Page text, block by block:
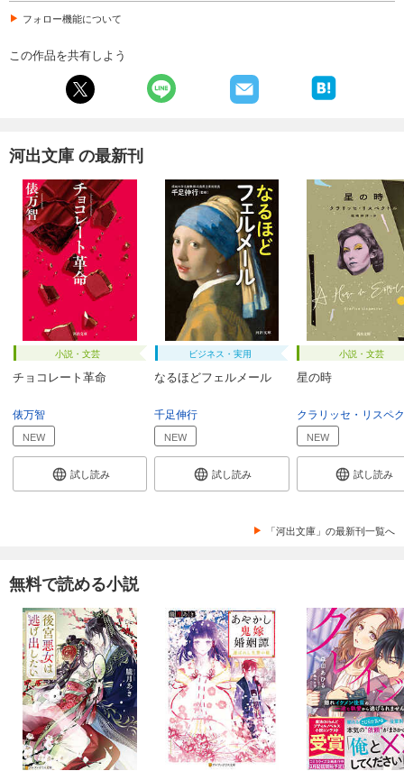
フォロー機能について
この作品を共有しよう
河出文庫 の最新刊
小説・文芸
チョコレート革命
俵万智
NEW
試し読み
ビジネス・実用
なるほどフェルメール
千足伸行
NEW
試し読み
小説・文芸
星の時
NEW
試し読み
「河出文庫」の最新刊一覧へ
無料で読める小説